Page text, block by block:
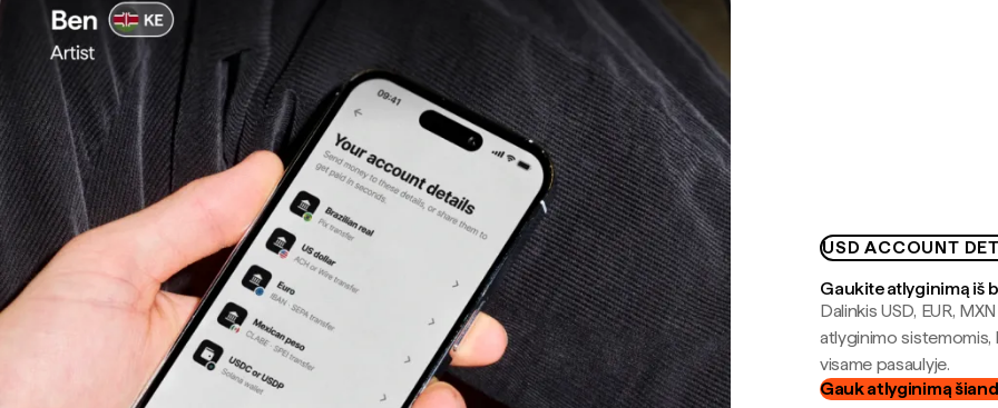
USD ACCOUNT
Gaukite atlyginimą iš
Dalinkis USD, EUR,
atlyginimo
visame pasaulyje.
Gauk atlyginimą